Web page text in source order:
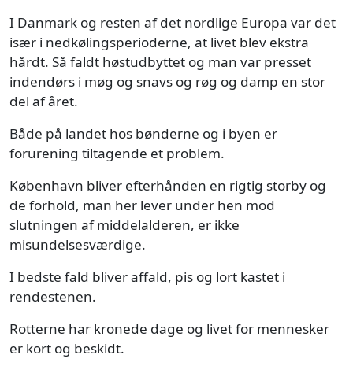
I Danmark og resten af det nordlige Europa var det
især i nedkølingsperioderne, at livet blev ekstra
hårdt. Så faldt høstudbyttet og man var presset
indendørs i møg og snavs og røg og damp en stor
del af året.
Både på landet hos bønderne og i byen er
forurening tiltagende et problem.
København bliver efterhånden en rigtig storby og
de forhold, man her lever under hen mod
slutningen af middelalderen, er ikke
misundelsesværdige.
I bedste fald bliver affald, pis og lort kastet i
rendestenen.
Rotterne har kronede dage og livet for mennesker
er kort og beskidt.